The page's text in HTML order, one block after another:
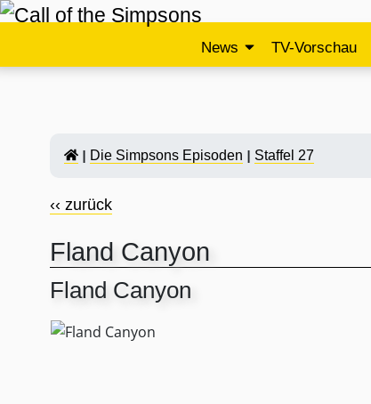
News TV-Vorschau
Die Simpsons Episoden Staffel 27
‹‹ zurück
Fland Canyon
Fland Canyon